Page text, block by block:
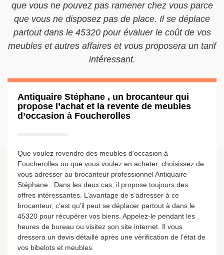
que vous ne pouvez pas ramener chez vous parce
que vous ne disposez pas de place. Il se déplace
partout dans le 45320 pour évaluer le coût de vos
meubles et autres affaires et vous proposera un tarif
intéressant.
Antiquaire Stéphane , un brocanteur qui
propose l’achat et la revente de meubles
d’occasion à Foucherolles
Que voulez revendre des meubles d’occasion à
Foucherolles ou que vous voulez en acheter, choisissez de
vous adresser au brocanteur professionnel Antiquaire
Stéphane . Dans les deux cas, il propose toujours des
offres intéressantes. L’avantage de s’adresser à ce
brocanteur, c’est qu’il peut se déplacer partout à dans le
45320 pour récupérer vos biens. Appelez-le pendant les
heures de bureau ou visitez son site internet. Il vous
dressera un devis détaillé après une vérification de l’état de
vos bibelots et meubles.